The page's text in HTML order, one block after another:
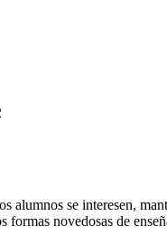
alumnos se interesen,
formas novedosas de